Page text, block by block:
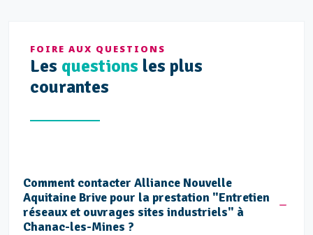
FOIRE AUX QUESTIONS
Les questions les plus
courantes
Comment contacter Alliance Nouvelle
Aquitaine Brive pour la prestation "Entretien
réseaux et ouvrages sites industriels" à
Chanac-les-Mines ?